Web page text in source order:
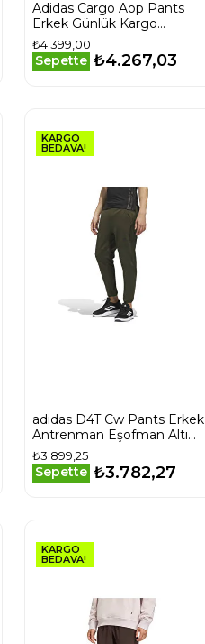
Adidas Cargo Aop Pants
Erkek Günlük Kargo
Pantolon JE9427 Siyah
₺4.399,00
Sepette ₺4.267,03
KARGO
BEDAVA!
adidas D4T Cw Pants Erkek
Antrenman Eşofman Altı
JW5301 Haki
₺3.899,25
Sepette ₺3.782,27
KARGO
BEDAVA!